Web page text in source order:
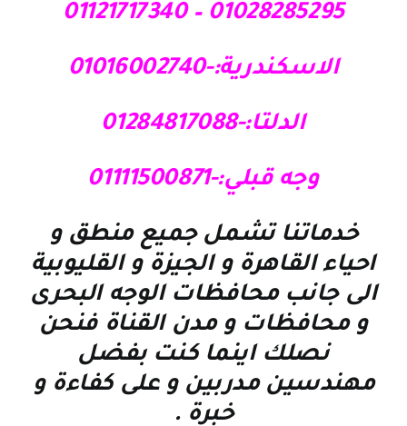
01028285295 – 01121717340
الاسكندرية:-01016002740
الدلتا:-01284817088
وجه قبلي:-01111500871
خدماتنا تشمل جميع منطق و
احياء القاهرة و الجيزة و القليوبية
الى جانب محافظات الوجه البحرى
و محافظات و مدن القناة فنحن
نصلك اينما كنت بفضل
مهندسين مدربين و على كفاءة و
خبرة .